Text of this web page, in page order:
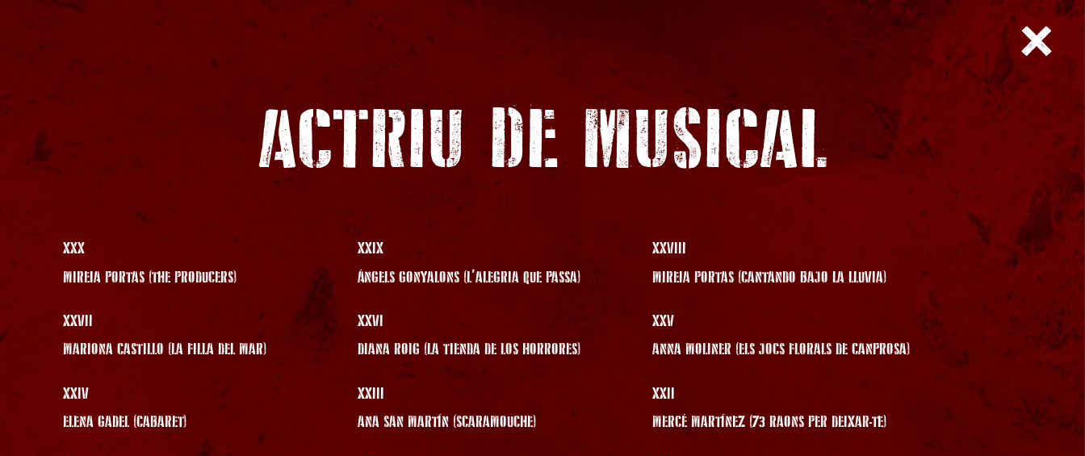
ACTRIU DE MUSICAL
XXX
MIREIA PORTAS (THE PRODUCERS)
XXIX
ÀNGELS GONYALONS (L’ALEGRIA QUE PASSA)
XXVIII
MIREIA PORTAS (CANTANDO BAJO LA LLUVIA)
XXVII
MARIONA CASTILLO (LA FILLA DEL MAR)
XXVI
DIANA ROIG (LA TIENDA DE LOS HORRORES)
XXV
ANNA MOLINER (ELS JOCS FLORALS DE CANPROSA)
XXIV
ELENA GADEL (CABARET)
XXIII
ANA SAN MARTÍN (SCARAMOUCHE)
XXII
MERCÈ MARTÍNEZ (73 RAONS PER DEIXAR-TE)